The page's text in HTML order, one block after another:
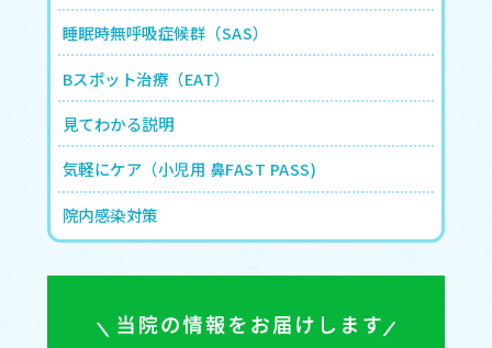
睡眠時無呼吸症候群（SAS）
Bスポット治療（EAT）
見てわかる説明
気軽にケア（小児用 鼻FAST PASS)
院内感染対策